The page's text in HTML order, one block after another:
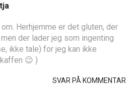
Herhjemme er det gluten, der
der lader jeg som ingenting
ikke tale) for jeg kan ikke
😉 )
SVAR PÅ KOMMENTAR